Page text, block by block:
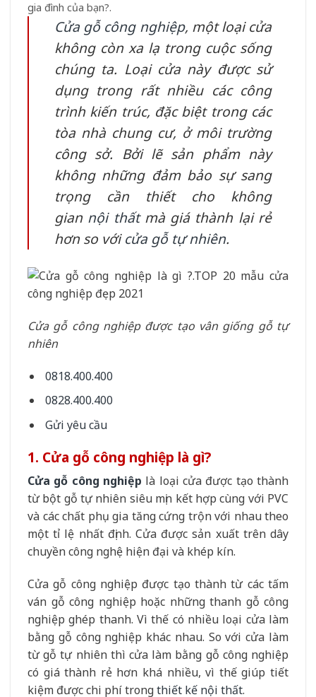
gia đình của bạn?.
Cửa gỗ công nghiệp, một loại cửa
không còn xa lạ trong cuộc sống
chúng ta. Loại cửa này được sử
dụng trong rất nhiều các công
trình kiến trúc, đặc biệt trong các
tòa nhà chung cư, ở môi trường
công sở. Bởi lẽ sản phẩm này
không những đảm bảo sự sang
trọng cần thiết cho không
gian nội thấtmà giá thành lại rẻ
hơn so vớicửa gỗ tự nhiên.
Cửa gỗ công nghiệp được tạo vân giống gỗ tự
nhiên
0818.400.400
0828.400.400
Gửi yêu cầu
1. Cửa gỗ công nghiệp là gì?
Cửa gỗ công nghiệp là loại cửa được tạo thành
từ bột gỗ tự nhiên siêu mịn kết hợp cùng với PVC
và các chất phụ gia tăng cứng trộn với nhau theo
một tỉ lệ nhất định. Cửa được sản xuất trên dây
chuyền công nghệ hiện đại và khép kín.
Cửa gỗ công nghiệp được tạo thành từ các tấm
ván gỗ công nghiệp hoặc những thanh gỗ công
nghiệp ghép thanh. Vì thế có nhiều loại cửa làm
bằng gỗ công nghiệp khác nhau. So với cửa làm
từ gỗ tự nhiên thì cửa làm bằng gỗ công nghiệp
có giá thành rẻ hơn khá nhiều, vì thế giúp tiết
kiệm được chi phí trongthiết kế nội thất.